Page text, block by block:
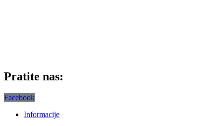
Pratite nas:
Facebook
Informacije